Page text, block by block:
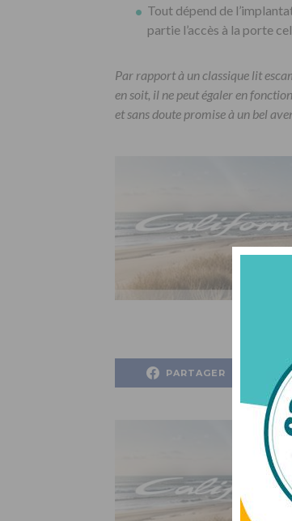
Tout dépend de
partie l’accès à la porte
Par rapport à un classique lit
en soit, il ne peut égaler en
et sans doute promise à un bel
PARTAGER